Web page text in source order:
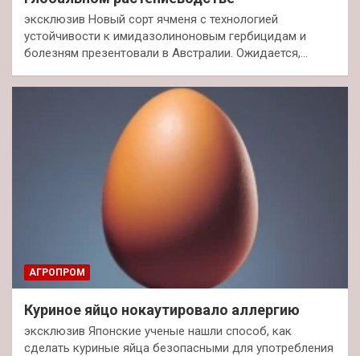
эксклюзив Новый сорт ячменя с технологией
устойчивости к имидазолиноновым гербицидам и
болезням презентовали в Австралии. Ожидается,…
АГРОПРОМ
Куриное яйцо нокаутировало аллергию
эксклюзив Японские ученые нашли способ, как
сделать куриные яйца безопасными для употребления